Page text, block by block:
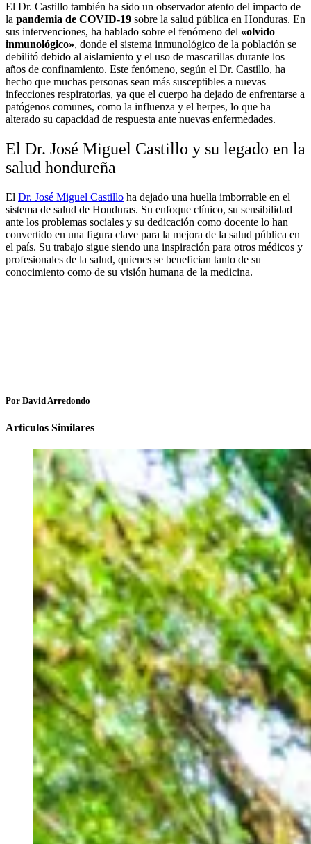
El Dr. Castillo también ha sido un observador atento del impacto de
la pandemia de COVID-19 sobre la salud pública en Honduras. En
sus intervenciones, ha hablado sobre el fenómeno del «olvido
inmunológico», donde el sistema inmunológico de la población se
debilitó debido al aislamiento y el uso de mascarillas durante los
años de confinamiento. Este fenómeno, según el Dr. Castillo, ha
hecho que muchas personas sean más susceptibles a nuevas
infecciones respiratorias, ya que el cuerpo ha dejado de enfrentarse a
patógenos comunes, como la influenza y el herpes, lo que ha
alterado su capacidad de respuesta ante nuevas enfermedades.
El Dr. José Miguel Castillo y su legado en la
salud hondureña
El Dr. José Miguel Castillo ha dejado una huella imborrable en el
sistema de salud de Honduras. Su enfoque clínico, su sensibilidad
ante los problemas sociales y su dedicación como docente lo han
convertido en una figura clave para la mejora de la salud pública en
el país. Su trabajo sigue siendo una inspiración para otros médicos y
profesionales de la salud, quienes se benefician tanto de su
conocimiento como de su visión humana de la medicina.
Por David Arredondo
Articulos Similares